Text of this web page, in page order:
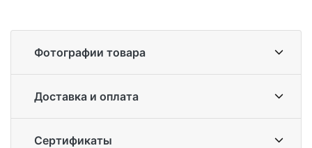
Фотографии товара
Доставка и оплата
Сертификаты